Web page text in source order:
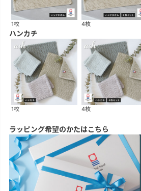
1枚 4枚
ハンカチ
1枚 4枚
ラッピング希望のかたはこちら